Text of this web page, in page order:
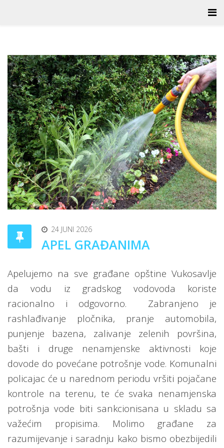
24 JUNI 2026
APEL GRAĐANIMA
Apelujemo na sve građane opštine Vukosavlje
da vodu iz gradskog vodovoda koriste
racionalno i odgovorno.
Zabranjeno je
rashlađivanje pločnika, pranje automobila,
punjenje bazena, zalivanje zelenih površina,
bašti i druge nenamjenske aktivnosti koje
dovode do povećane potrošnje vode. Komunalni
policajac će u narednom periodu vršiti pojačane
kontrole na terenu, te će svaka nenamjenska
potrošnja vode biti sankcionisana u skladu sa
važećim propisima. Molimo građane za
razumijevanje i saradnju kako bismo obezbijedili